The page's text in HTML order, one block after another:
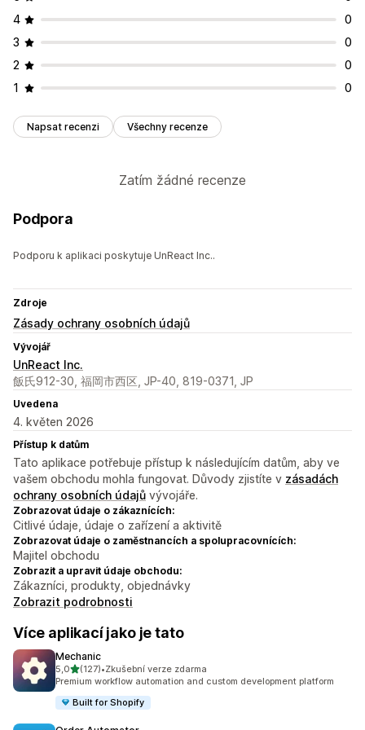
4
0
3
0
2
0
1
0
Napsat recenzi Všechny recenze
Zatím žádné recenze
Podpora
Podporu k aplikaci poskytuje UnReact Inc..
Zdroje
Zásady ochrany osobních údajů
Vývojář
UnReact Inc.
飯氏912-30, 福岡市西区, JP-40, 819-0371, JP
Uvedena
4. květen 2026
Přístup k datům
Tato aplikace potřebuje přístup k následujícím datům, aby ve
vašem obchodu mohla fungovat. Důvody zjistíte v zásadách
ochrany osobních údajů vývojáře.
Zobrazovat údaje o zákaznících:
Citlivé údaje, údaje o zařízení a aktivitě
Zobrazovat údaje o zaměstnancích a spolupracovnících:
Majitel obchodu
Zobrazit a upravit údaje obchodu:
Zákazníci, produkty, objednávky
Zobrazit podrobnosti
Více aplikací jako je tato
Mechanic
5,0z 5 hvězd
(127)
Celkový počet recenzí: 127
•Zkušební verze zdarma
Premium workflow automation and custom development platform
Built for Shopify